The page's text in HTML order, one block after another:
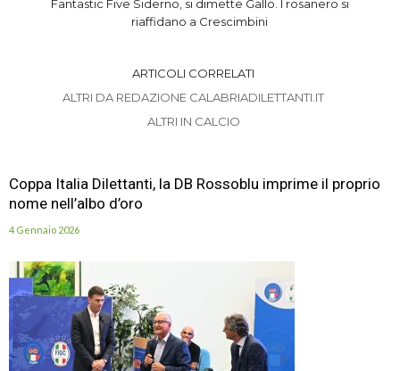
Fantastic Five Siderno, si dimette Gallo. I rosanero si
riaffidano a Crescimbini
ARTICOLI CORRELATI
ALTRI DA REDAZIONE CALABRIADILETTANTI.IT
ALTRI IN CALCIO
Coppa Italia Dilettanti, la DB Rossoblu imprime il proprio
nome nell’albo d’oro
4 Gennaio 2026